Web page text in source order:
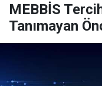
MEBBİS
Tanımayan